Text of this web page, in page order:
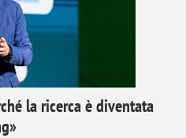
la ricerca è diventata